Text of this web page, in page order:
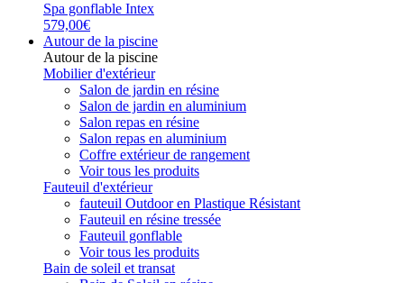
Spa gonflable Intex
579,00€
Autour de la piscine
Autour de la piscine
Mobilier d'extérieur
Salon de jardin en résine
Salon de jardin en aluminium
Salon repas en résine
Salon repas en aluminium
Coffre extérieur de rangement
Voir tous les produits
Fauteuil d'extérieur
fauteuil Outdoor en Plastique Résistant
Fauteuil en résine tressée
Fauteuil gonflable
Voir tous les produits
Bain de soleil et transat